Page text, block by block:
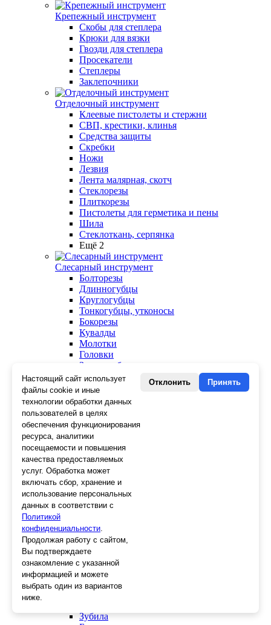
Крепежный инструмент
Скобы для степлера
Крюки для вязки
Гвозди для степлера
Просекатели
Степлеры
Заклепочники
Отделочный инструмент
Клеевые пистолеты и стержни
СВП, крестики, клинья
Средства защиты
Скребки
Ножи
Лезвия
Лента малярная, скотч
Стеклорезы
Плиткорезы
Пистолеты для герметика и пены
Шила
Стеклоткань, серпянка
Ещё 2
Слесарный инструмент
Болторезы
Длинногубцы
Круглогубцы
Тонкогубцы, утконосы
Бокорезы
Кувалды
Молотки
Головки
Зенкера, бородки, кернеры
Керны
Патроны, переходники
Ножницы электрика
Стопорные кольца
Съемники стопорных колец
Пинцеты
Магниты
Клещи для изоляции
Кабелерезы
Гайкорезы
Зажимы ручные
Подшипники
Тиски
Плоскогубцы
Отвертки
Ножницы по металлу
Напильники, рашпили
Наборы инструментов
Кусачки
Зубила
Настоящий сайт использует
файлы cookie и иные
технологии обработки данных
пользователей в целях
обеспечения функционирования
ресурса, аналитики
посещаемости и повышения
качества предоставляемых
услуг. Обработка может
включать сбор, хранение и
использование персональных
данных в соответствии с
Политикой
конфиденциальности.
Продолжая работу с сайтом,
Вы подтверждаете
ознакомление с указанной
информацией и можете
выбрать один из вариантов
ниже.
Отклонить Принять